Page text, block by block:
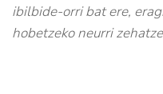
ibilbide-orri bat ere,
hobetzeko neurri